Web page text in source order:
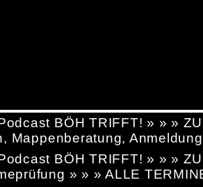
BÖH TRIFFT! » » »
Mappenberatung,
BÖH TRIFFT! » » »
» » » ALLE